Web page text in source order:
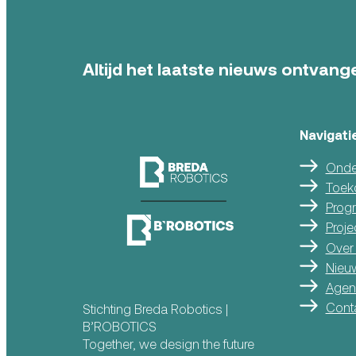
Altijd het laatste nieuws
Stichting Breda Robotics |
B’ROBOTICS
Together, we design the future